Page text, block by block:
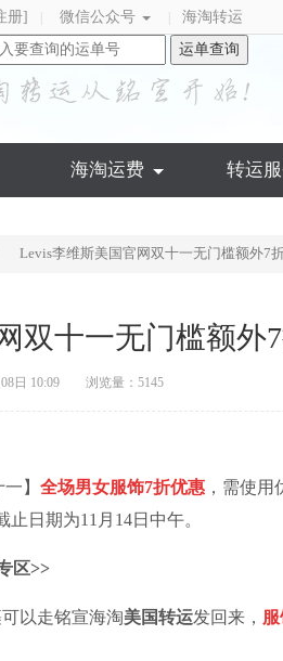
册] 微信公众号 海淘转运
运单查询
海淘运费 转运
Levis李维斯美国官网双十一无门槛额外7
双十一无门槛额外
日 10:09 浏览量：5145
】 全场男女服饰7折优惠 ，需使用
日期为11月14日中午。
区>>
以走铭宣海淘美国转运发回来，